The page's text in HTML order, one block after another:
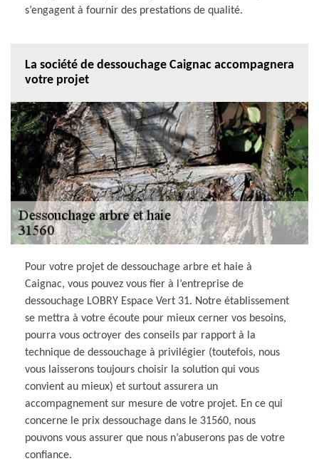
s’engagent à fournir des prestations de qualité.
La société de dessouchage Caignac accompagnera
votre projet
Pour votre projet de dessouchage arbre et haie à
Caignac, vous pouvez vous fier à l’entreprise de
dessouchage LOBRY Espace Vert 31. Notre établissement
se mettra à votre écoute pour mieux cerner vos besoins,
pourra vous octroyer des conseils par rapport à la
technique de dessouchage à privilégier (toutefois, nous
vous laisserons toujours choisir la solution qui vous
convient au mieux) et surtout assurera un
accompagnement sur mesure de votre projet. En ce qui
concerne le prix dessouchage dans le 31560, nous
pouvons vous assurer que nous n’abuserons pas de votre
confiance.